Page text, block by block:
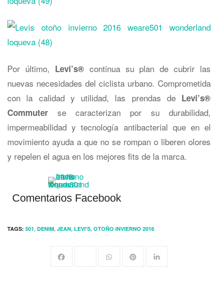
Por último, Levi’s® continua su plan de cubrir las
nuevas necesidades del ciclista urbano. Comprometida
con la calidad y utilidad, las prendas de Levi’s®
Commuter se caracterizan por su durabilidad,
impermeabilidad y tecnología antibacterial que en el
movimiento ayuda a que no se rompan o liberen olores
y repelen el agua en los mejores fits de la marca.
Comentarios Facebook
TAGS: 501, DENIM, JEAN, LEVI'S, OTOÑO INVIERNO 2016